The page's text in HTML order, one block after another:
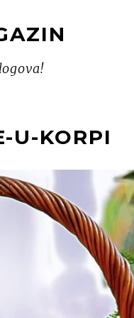
U-KORPI